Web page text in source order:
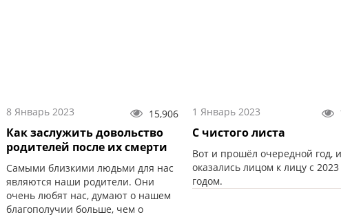
8 Январь 2023 15,906
Как заслужить довольство
родителей после их смерти
Самыми близкими людьми для нас
являются наши родители. Они
очень любят нас, думают о нашем
благополучии больше, чем о
1 Январь 2023
С чистого листа
Вот и прошёл очередной год,
оказались лицом к лицу с 2023
годом.